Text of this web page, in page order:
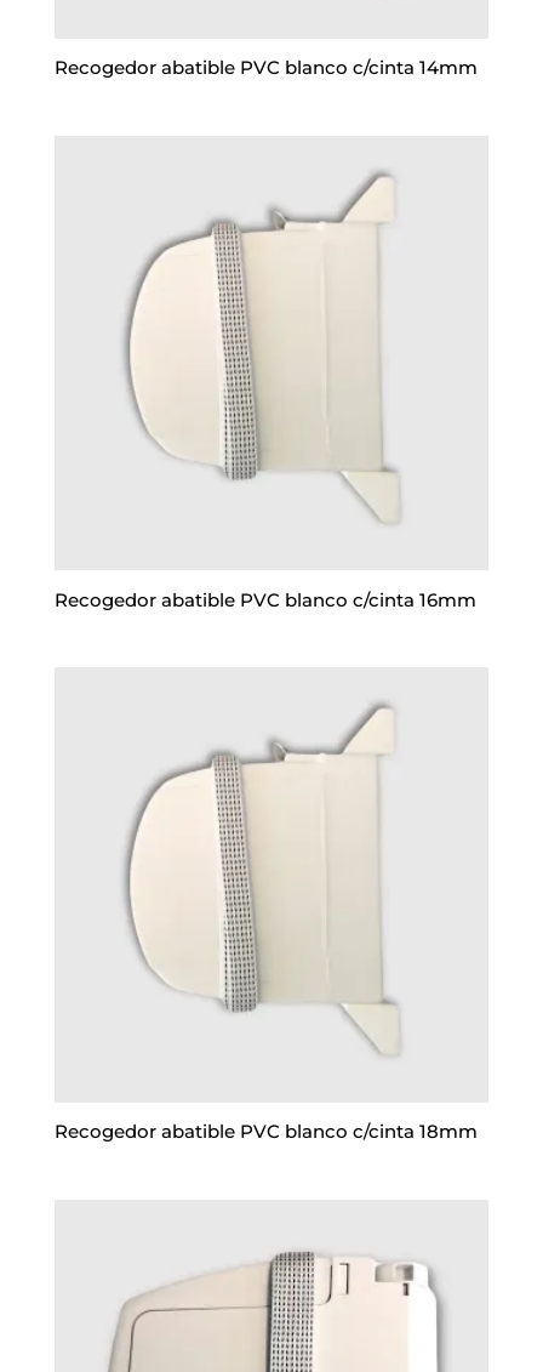
Recogedor abatible PVC blanco c/cinta 14mm
Recogedor abatible PVC blanco c/cinta 16mm
Recogedor abatible PVC blanco c/cinta 18mm